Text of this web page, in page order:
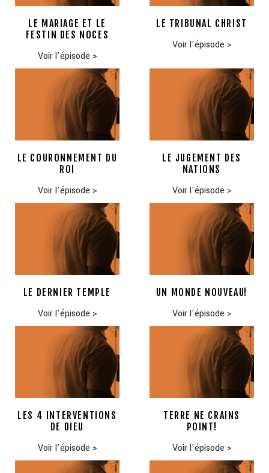
LE MARIAGE ET LE
FESTIN DES NOCES
Voir l'épisode >
LE TRIBUNAL CHRIST
Voir l'épisode >
LE COURONNEMENT DU
ROI
Voir l'épisode >
LE JUGEMENT DES
NATIONS
Voir l'épisode >
LE DERNIER TEMPLE
Voir l'épisode >
UN MONDE NOUVEAU!
Voir l'épisode >
LES 4 INTERVENTIONS
DE DIEU
Voir l'épisode >
TERRE NE CRAINS
POINT!
Voir l'épisode >